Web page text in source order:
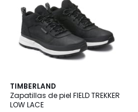
TIMBERLAND
Zapatillas de piel FIELD TREKKER
LOW LACE
4,7
/ 5